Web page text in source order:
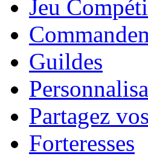
Jeu
Guildes
Partagez
Forteresses